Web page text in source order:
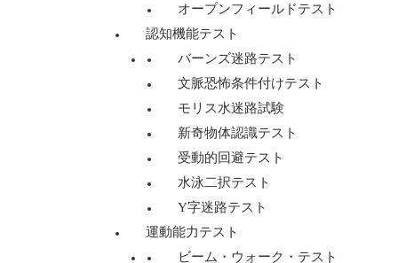
オープンフィールドテスト
認知機能テスト
バーンズ迷路テスト
文脈恐怖条件付けテスト
モリス水迷路試験
新奇物体認識テスト
受動的回避テスト
水泳二択テスト
Y字迷路テスト
運動能力テスト
ビーム・ウォーク・テスト